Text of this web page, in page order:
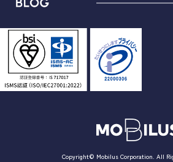
Copyright© Mobilus Corporation. All